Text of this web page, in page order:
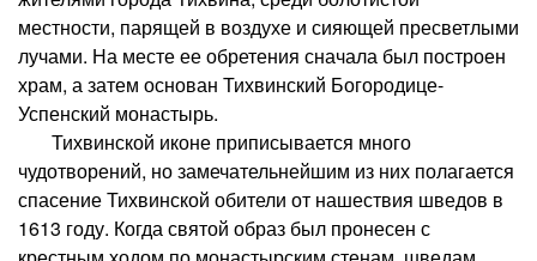
местности, парящей в воздухе и сияющей пресветлыми
лучами. На месте ее обретения сначала был построен
храм, а затем основан Тихвинский Богородице-
Успенский монастырь.
Тихвинской иконе приписывается много
чудотворений, но замечательнейшим из них полагается
спасение Тихвинской обители от нашествия шведов в
1613 году. Когда святой образ был пронесен с